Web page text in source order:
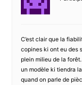
C’est clair que la
copines ki ont eu des
plein milieu de la
un modèle ki tiendra
quand on parle de